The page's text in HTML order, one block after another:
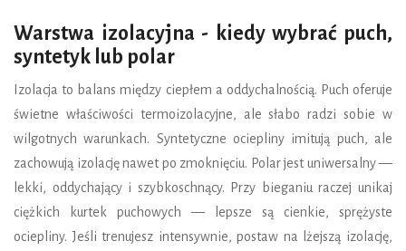
Warstwa izolacyjna - kiedy wybrać puch,
syntetyk lub polar
Izolacja to balans między ciepłem a oddychalnością. Puch oferuje
świetne właściwości termoizolacyjne, ale słabo radzi sobie w
wilgotnych warunkach. Syntetyczne ociepliny imitują puch, ale
zachowują izolację nawet po zmoknięciu. Polar jest uniwersalny —
lekki, oddychający i szybkoschnący. Przy bieganiu raczej unikaj
ciężkich kurtek puchowych — lepsze są cienkie, sprężyste
ociepliny. Jeśli trenujesz intensywnie, postaw na lżejszą izolację,